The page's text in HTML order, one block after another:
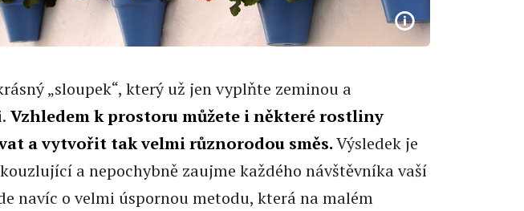
„sloupek“, který už jen vyplňte zeminou a
Vzhledem k prostoru můžete i některé rostliny
a vytvořit tak velmi různorodou směs.Výsledek je
a nepochybně zaujme každého návštěvníka vaší
navíc o velmi úspornou metodu, která na malém